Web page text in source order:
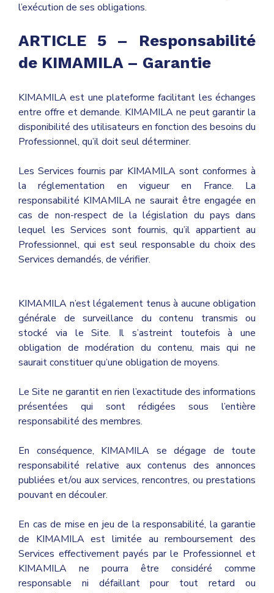
l’exécution de ses obligations.
ARTICLE 5 – Responsabilité
de KIMAMILA – Garantie
KIMAMILA est une plateforme facilitant les échanges
entre offre et demande. KIMAMILA ne peut garantir la
disponibilité des utilisateurs en fonction des besoins du
Professionnel, qu’il doit seul déterminer.
Les Services fournis par KIMAMILA sont conformes à
la réglementation en vigueur en France. La
responsabilité KIMAMILA ne saurait être engagée en
cas de non-respect de la législation du pays dans
lequel les Services sont fournis, qu’il appartient au
Professionnel, qui est seul responsable du choix des
Services demandés, de vérifier.
KIMAMILA n’est légalement tenus à aucune obligation
générale de surveillance du contenu transmis ou
stocké via le Site. Il s’astreint toutefois à une
obligation de modération du contenu, mais qui ne
saurait constituer qu’une obligation de moyens.
Le Site ne garantit en rien l’exactitude des informations
présentées qui sont rédigées sous l’entière
responsabilité des membres.
En conséquence, KIMAMILA se dégage de toute
responsabilité relative aux contenus des annonces
publiées et/ou aux services, rencontres, ou prestations
pouvant en découler.
En cas de mise en jeu de la responsabilité, la garantie
de KIMAMILA est limitée au remboursement des
Services effectivement payés par le Professionnel et
KIMAMILA ne pourra être considéré comme
responsable ni défaillant pour tout retard ou